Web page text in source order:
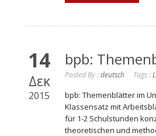
14
Δεκ
2015
bpb:
Posted By :deutsch Tags :
bpb: Themenblätter im
Klassensatz mit
für 1-2 Schulstunden
theoretischen und